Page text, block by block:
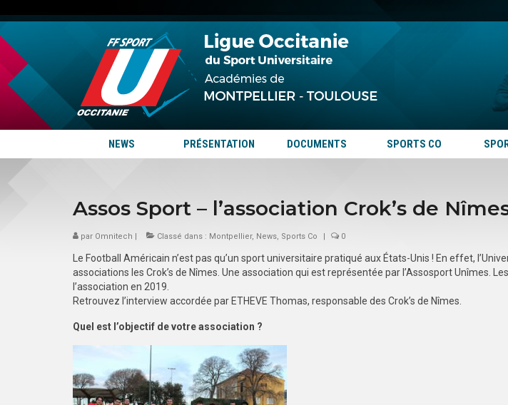
NEWS PRÉSENTATION DOCUMENTS SPORTS CO
Assos Sport – l’association Crok’s de
par Omnitech | Classé dans : Montpellier, News, Sports Co | 0
Le Football Américain n’est pas qu’un sport universitaire pratiqué aux États-Unis ! En effet,
associations les Crok’s de Nîmes. Une association qui est représentée par l’Assosport Unîmes.
l’association en 2019.
Retrouvez l’interview accordée par ETHEVE Thomas, responsable des Crok’s de Nîmes.
Quel est l’objectif de votre association ?